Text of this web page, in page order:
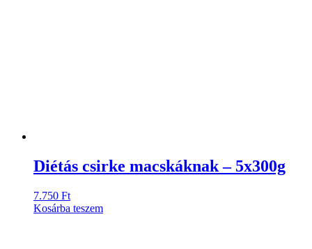
Diétás csirke macskáknak – 5x300g
7.750 Ft
Kosárba teszem